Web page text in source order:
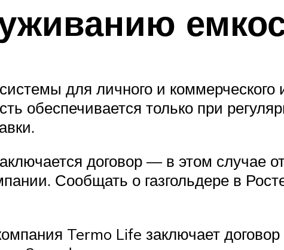
для личного и коммерческого
обеспечивается только при
договор — в этом случае
Сообщать о газгольдере в
Termo Life заключает